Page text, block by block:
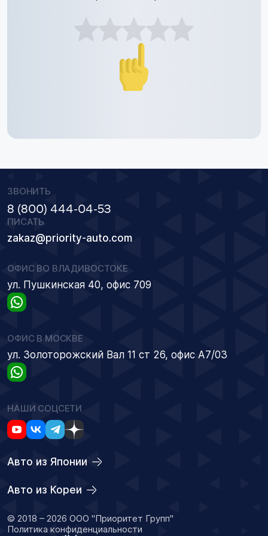
ЗВОНИТЬ
8 (800) 444-04-53
ПИСАТЬ
zakaz@priority-auto.com
ОФИС ВО ВЛАДИВОСТОКЕ
ул. Пушкинская 40, офис 709
ОФИС В МОСКВЕ
ул. Золоторожский Вал 11 ст 26, офис А7/03
НАШИ СОЦСЕТИ
Авто из Японии
Авто из Кореи
© 2018 – 2026 ООО "Приоритет Групп"
Политика конфиденциальности